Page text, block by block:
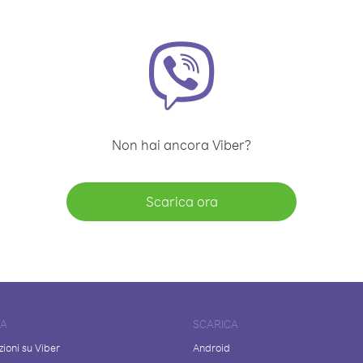
Non hai ancora Viber?
Scarica ora
su Viber
SCARICA
Android